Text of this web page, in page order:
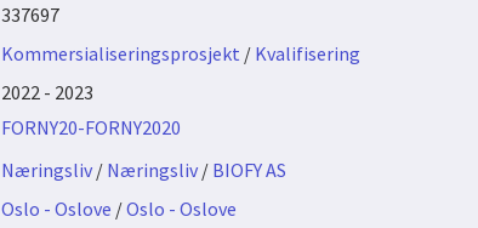
337697
Kommersialiseringsprosjekt / Kvalifisering
2022 - 2023
FORNY20-FORNY2020
Næringsliv/ Næringsliv/ BIOFY AS
Oslo - Oslove /Oslo - Oslove